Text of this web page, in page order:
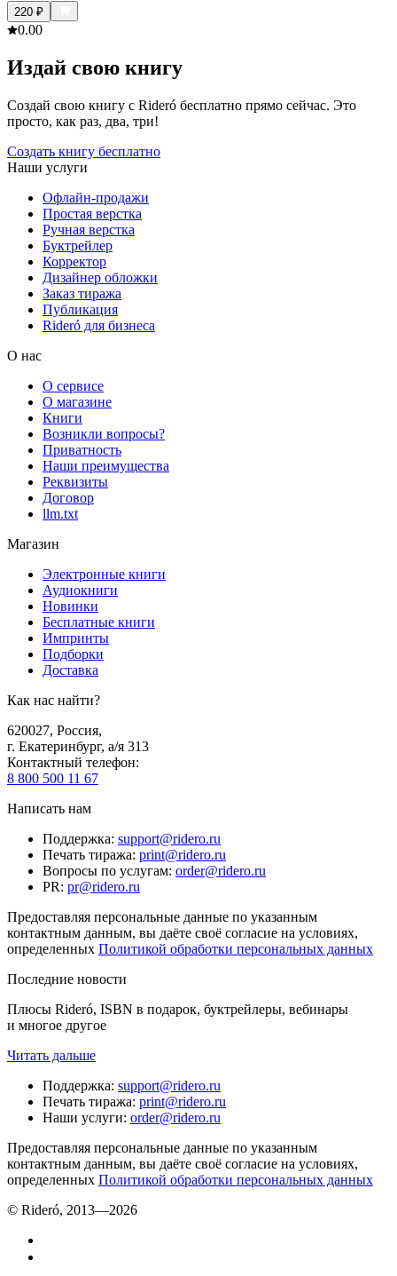
220 ₽
0.00
Издай свою книгу
Создай свою книгу с Rideró бесплатно прямо сейчас. Это
просто, как раз, два, три!
Создать книгу бесплатно
Наши услуги
Офлайн-продажи
Простая верстка
Ручная верстка
Буктрейлер
Корректор
Дизайнер обложки
Заказ тиража
Публикация
Rideró для бизнеса
О нас
О сервисе
О магазине
Книги
Возникли вопросы?
Приватность
Наши преимущества
Реквизиты
Договор
llm.txt
Магазин
Электронные книги
Аудиокниги
Новинки
Бесплатные книги
Импринты
Подборки
Доставка
Как нас найти?
620027, Россия,
г. Екатеринбург, а/я 313
Контактный телефон:
8 800 500 11 67
Написать нам
Поддержка: support@ridero.ru
Печать тиража: print@ridero.ru
Вопросы по услугам: order@ridero.ru
PR: pr@ridero.ru
Предоставляя персональные данные по указанным
контактным данным, вы даёте своё согласие на условиях,
определенных Политикой обработки персональных данных
Последние новости
Плюсы Rideró, ISBN в подарок, буктрейлеры, вебинары
и многое другое
Читать дальше
Поддержка: support@ridero.ru
Печать тиража: print@ridero.ru
Наши услуги: order@ridero.ru
Предоставляя персональные данные по указанным
контактным данным, вы даёте своё согласие на условиях,
определенных Политикой обработки персональных данных
© Rideró, 2013—2026